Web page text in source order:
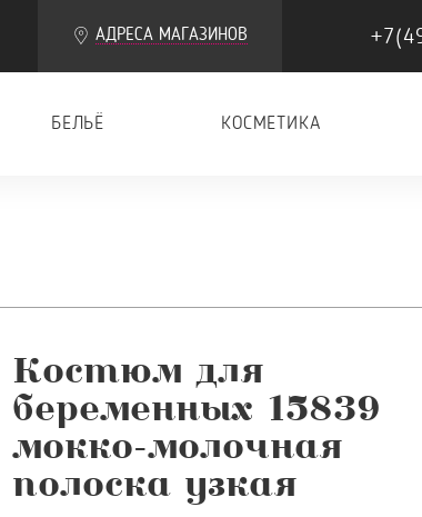
АДРЕСА МАГАЗИНОВ
БЕЛЬЁ КОСМЕТИКА
Костюм для
беременных 15839
мокко-молочная
полоска узкая